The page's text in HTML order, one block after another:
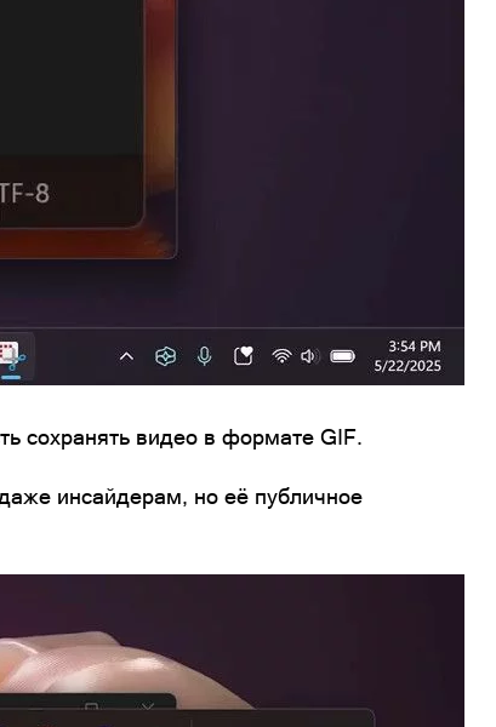
сохранять видео в формате GIF.
инсайдерам, но её публичное